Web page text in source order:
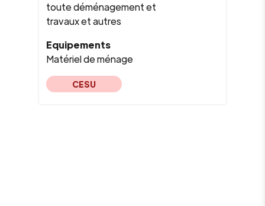
toute déménagement et
travaux et autres
Equipements
Matériel de ménage
CESU